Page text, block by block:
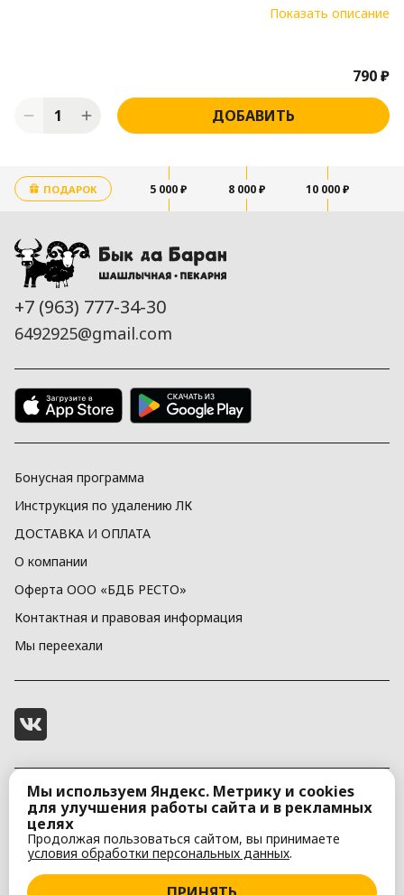
Показать описание
790 ₽
1
ДОБАВИТЬ
ПОДАРОК 5 000 ₽ 8 000 ₽ 10 000 ₽
+7 (963) 777-34-30
6492925@gmail.com
Бонусная программа
Инструкция по удалению ЛК
ДОСТАВКА И ОПЛАТА
О компании
Оферта ООО «БДБ РЕСТО»
Контактная и правовая информация
Мы переехали
Бульвар Адмирала Ушакова д. 7
Бык да Баран, 2026
Мы используем Яндекс. Метрику и cookies
для улучшения работы сайта и в рекламных
целях
Продолжая пользоваться сайтом, вы принимаете
условия обработки персональных данных.